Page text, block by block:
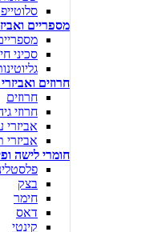
מספריים
סכיני
חרוזים
חרוזים
חרוזי
אביזרי
אביזרי
חומרי לישה
בצק
חימר
דאס
קינטי